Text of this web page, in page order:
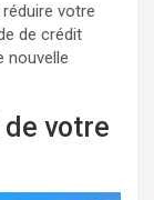
votre
de crédit
nouvelle
de votre